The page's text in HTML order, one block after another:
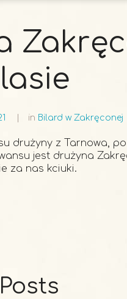
in Bilard w Zakręconej
drużyny z Tarnowa,
jest drużyna
za nas kciuki.